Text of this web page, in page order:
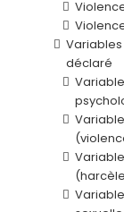
déclaré